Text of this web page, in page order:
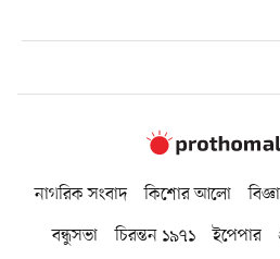
নাগরিক সংবাদ কিশোর আলো
বন্ধুসভা
চিরন্তন ১৯৭১ ইপেপার